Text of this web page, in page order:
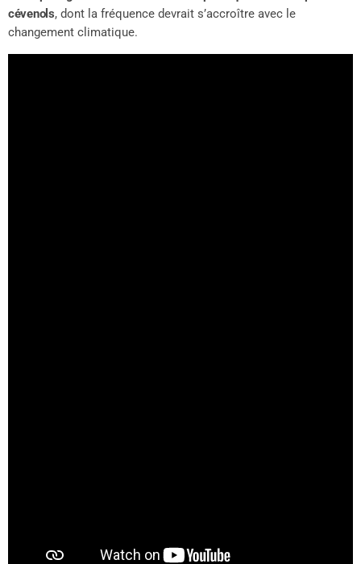
cévenols, dont la fréquence devrait s’accroître avec le
changement climatique.